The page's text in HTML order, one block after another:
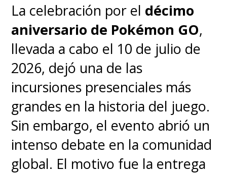
notable desde los comienzos de
lapandemia en 2020. En los
últimos años, la franquicia se ha
consolidado como uno de los
juegos de cartas
coleccionables más exitosos y
demandados del planeta,
manteniendo una tendencia
alcista constante en su valor de
La celebración por el décimo
aniversario de Pokémon GO,
llevada a cabo el 10 de julio de
2026, dejó una de las
incursiones presenciales más
grandes en la historia del juego.
Sin embargo, el evento abrió un
intenso debate en la comunidad
global. El motivo fue la entrega